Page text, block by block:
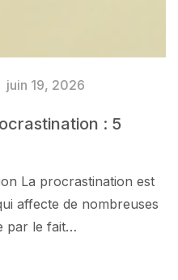
juin 19, 2026
: 5
La procrastination est
affecte de nombreuses
par le fait…